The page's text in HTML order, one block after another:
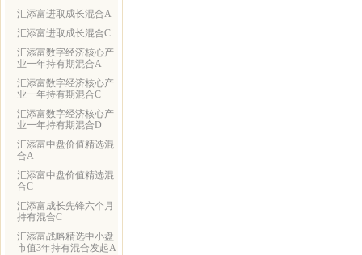
汇添富进取成长混合A
汇添富进取成长混合C
汇添富数字经济核心产
业一年持有期混合A
汇添富数字经济核心产
业一年持有期混合C
汇添富数字经济核心产
业一年持有期混合D
汇添富中盘价值精选混
合A
汇添富中盘价值精选混
合C
汇添富成长先锋六个月
持有混合C
汇添富战略精选中小盘
市值3年持有混合发起A